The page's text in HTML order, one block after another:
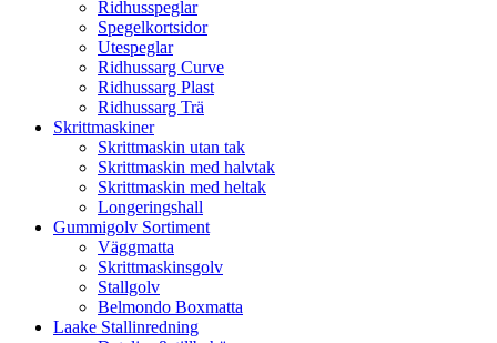
Ridhusspeglar
Spegelkortsidor
Utespeglar
Ridhussarg Curve
Ridhussarg Plast
Ridhussarg Trä
Skrittmaskiner
Skrittmaskin utan tak
Skrittmaskin med halvtak
Skrittmaskin med heltak
Longeringshall
Gummigolv Sortiment
Väggmatta
Skrittmaskinsgolv
Stallgolv
Belmondo Boxmatta
Laake Stallinredning